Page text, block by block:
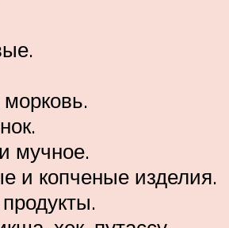
мучное.
и копченые изделия.